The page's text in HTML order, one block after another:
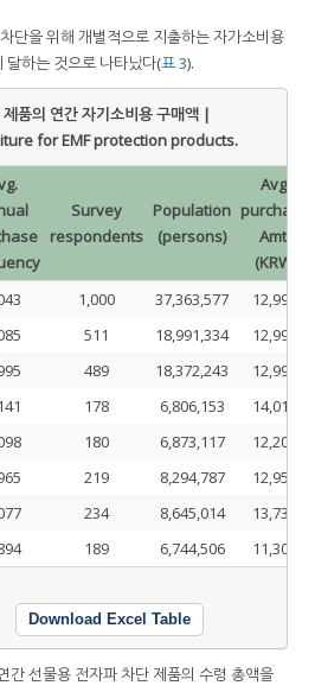
단을 위해 개별적으로 지출하는 자가소비용
달하는 것으로 나타났다(표 3).
품의 연간 자기소비용 구매액 |
for EMF protection products.
Survey
respondents
Population
(persons)
Avg.
purchase
Amt.
(KRW)
1,000 37,363,577
12,995
511 18,991,334
12,994
489 18,372,243
12,996
178 6,806,153
14,014
180 6,873,117
12,206
219 8,294,787
12,955
234 8,645,014
13,730
189 6,744,506 11,307
Download Excel Table
간 선물용 전자파 차단 제품의 수령 총액을